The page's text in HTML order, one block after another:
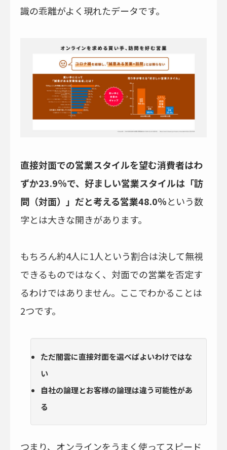
識の乖離がよく現れたデータです。
直接対面での営業スタイルを望む消費者はわ
ずか23.9％で、好ましい営業スタイルは「訪
問（対面）」だと考える営業48.0％という数
字とは大きな開きがあります。
もちろん約4人に1人という割合は決して無視
できるものではなく、対面での営業を否定す
るわけではありません。ここでわかることは
2つです。
ただ闇雲に直接対面を選べばよいわけではな
い
自社の論理とお客様の論理は違う可能性があ
る
つまり、オンラインをうまく使ってスピード